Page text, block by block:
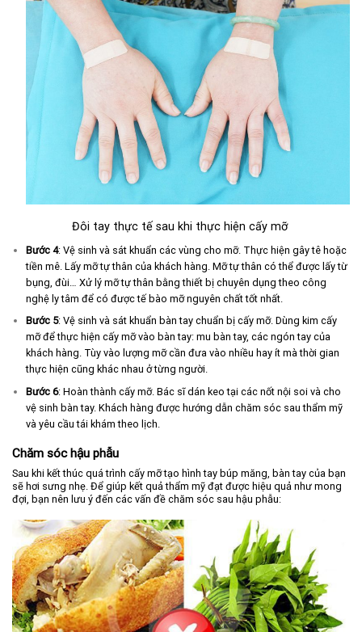
Đôi tay thực tế sau khi thực hiện cấy mỡ
Bước 4: Vệ sinh và sát khuẩn các vùng cho mỡ. Thực hiện gây tê hoặc
tiền mê. Lấy mỡ tự thân của khách hàng. Mỡ tự thân có thể được lấy từ
bụng, đùi… Xử lý mỡ tự thân bằng thiết bị chuyên dụng theo công
nghệ ly tâm để có được tế bào mỡ nguyên chất tốt nhất.
Bước 5: Vệ sinh và sát khuẩn bàn tay chuẩn bị cấy mỡ. Dùng kim cấy
mỡ để thực hiện cấy mỡ vào bàn tay: mu bàn tay, các ngón tay của
khách hàng. Tùy vào lượng mỡ cần đưa vào nhiều hay ít mà thời gian
thực hiện cũng khác nhau ở từng người.
Bước 6: Hoàn thành cấy mỡ. Bác sĩ dán keo tại các nốt nội soi và cho
vệ sinh bàn tay. Khách hàng được hướng dẫn chăm sóc sau thẩm mỹ
và yêu cầu tái khám theo lịch.
Chăm sóc hậu phẫu
Sau khi kết thúc quá trình cấy mỡ tạo hình tay búp măng, bàn tay của bạn
sẽ hơi sưng nhẹ. Để giúp kết quả thẩm mỹ đạt được hiệu quả như mong
đợi, bạn nên lưu ý đến các vấn đề chăm sóc sau hậu phẫu: